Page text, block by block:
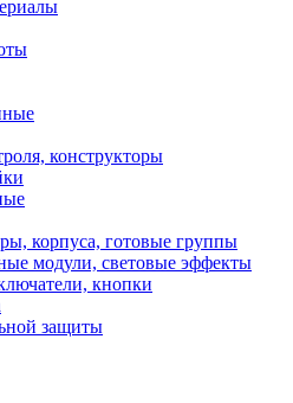
конструкторы
корпуса, готовые группы
модули, световые эффекты
кнопки
защиты